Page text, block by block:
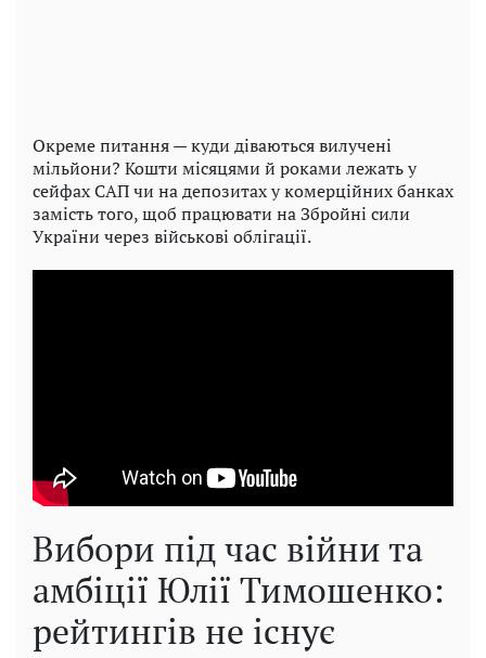
Окреме питання — куди діваються вилучені
мільйони? Кошти місяцями й роками лежать у
сейфах САП чи на депозитах у комерційних банках
замість того, щоб працювати на Збройні сили
України через військові облігації.
Вибори під час війни та
амбіції Юлії Тимошенко:
рейтингів не існує